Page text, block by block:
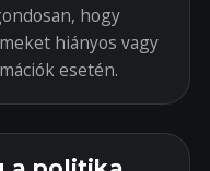
hogy
hiányos vagy
esetén.